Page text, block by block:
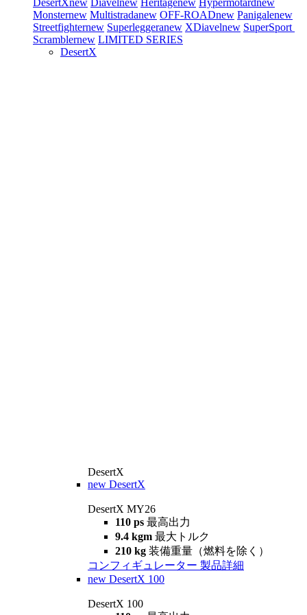
DesertXnew Diavelnew Heritagenew Hypermotardnew
Monsternew Multistradanew OFF-ROADnew Panigalenew
Streetfighternew Superleggeranew XDiavelnew SuperSport
Scramblernew LIMITED SERIES
DesertX
DesertX
new DesertX
DesertX MY26
110 ps 最高出力
9.4 kgm 最大トルク
210 kg 装備重量（燃料を除く）
コンフィギュレーター 製品詳細
new DesertX 100
DesertX 100